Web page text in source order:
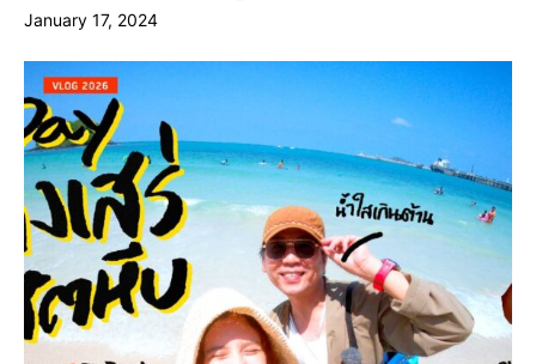
January 17, 2024